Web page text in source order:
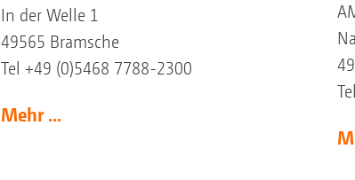
In der Welle 1
49565 Bramsche
Tel +49 (0)5468 7788-2300
Mehr ...